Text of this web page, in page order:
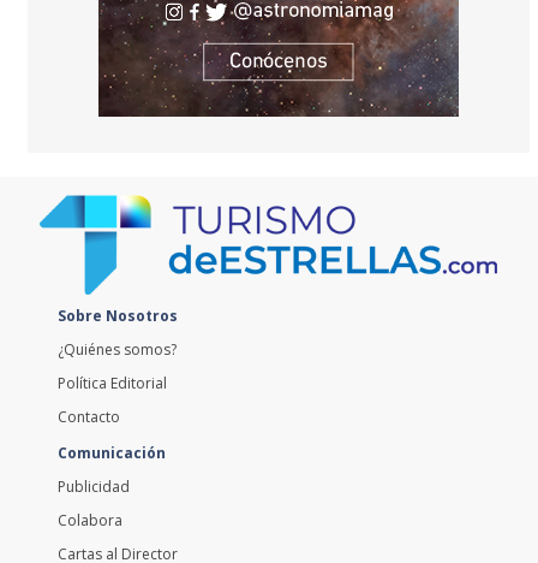
Sobre Nosotros
¿Quiénes somos?
Política Editorial
Contacto
Comunicación
Publicidad
Colabora
Cartas al Director
Currículum